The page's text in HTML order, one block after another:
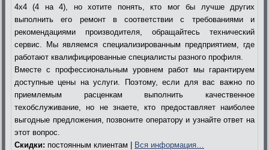
4х4 (4 на 4), но хотите понять, кто мог бы лучше других
выполнить его ремонт в соответствии с требованиями и
рекомендациями производителя, обращайтесь технический
сервис. Мы являемся специализированным предприятием, где
работают квалифицированные специалисты разного профиля.
Вместе с профессиональным уровнем работ мы гарантируем
доступные цены на услуги. Поэтому, если для вас важно по
приемлемым расценкам выполнить качественное
техобслуживание, но не знаете, кто предоставляет наиболее
выгодные предложения, позвоните оператору и узнайте ответ на
этот вопрос.
Скидки: постоянным клиентам | Вся информация…